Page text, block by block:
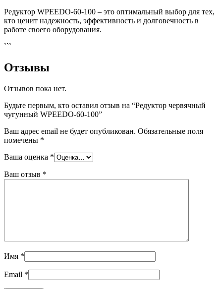
Редуктор WPEEDO-60-100 – это оптимальный выбор для тех,
кто ценит надежность, эффективность и долговечность в
работе своего оборудования.
```
Отзывы
Отзывов пока нет.
Будьте первым, кто оставил отзыв на “Редуктор червячный
чугунный WPEEDO-60-100”
Ваш адрес email не будет опубликован. Обязательные поля
помечены *
Ваша оценка *
Ваш отзыв *
Имя *
Email *